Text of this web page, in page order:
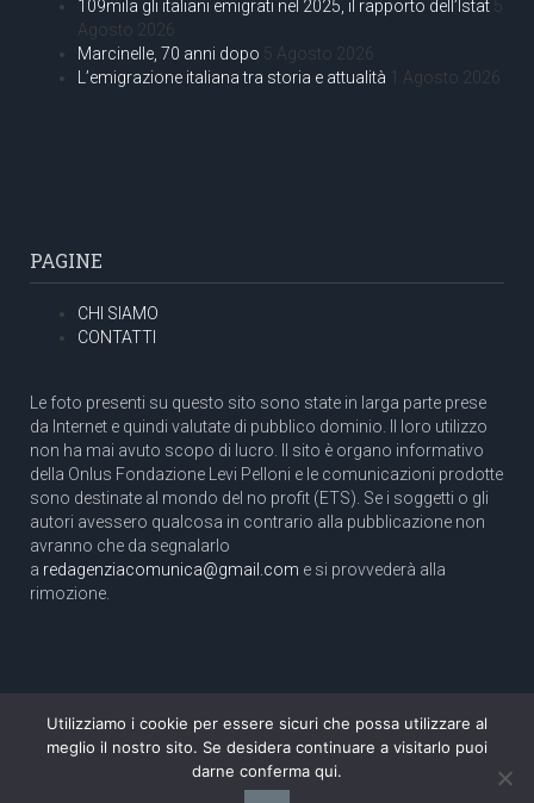
109mila gli italiani emigrati nel 2025, il rapporto dell’Istat 5
Agosto 2026
Marcinelle, 70 anni dopo 5 Agosto 2026
L’emigrazione italiana tra storia e attualità 1 Agosto 2026
PAGINE
CHI SIAMO
CONTATTI
Le foto presenti su questo sito sono state in larga parte prese
da Internet e quindi valutate di pubblico dominio. Il loro utilizzo
non ha mai avuto scopo di lucro. Il sito è organo informativo
della Onlus Fondazione Levi Pelloni e le comunicazioni prodotte
sono destinate al mondo del no profit (ETS). Se i soggetti o gli
autori avessero qualcosa in contrario alla pubblicazione non
avranno che da segnalarlo
a redagenziacomunica@gmail.com e si provvederà alla
rimozione.
Copyright 2003 com.unica - Tutti i diritti riservati
Aut. Tribunale di Roma N. 466/2003 dell'11/11/2003
Direttore responsabile: Pino Pelloni [direttore@agenziacomunica.net]
Utilizziamo i cookie per essere sicuri che possa utilizzare al
meglio il nostro sito. Se desidera continuare a visitarlo puoi
darne conferma qui.